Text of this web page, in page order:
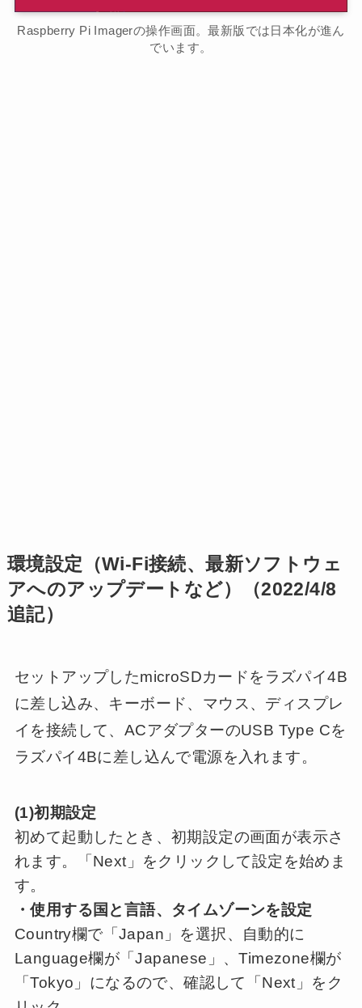
Raspberry Pi Imagerの操作画面。最新版では日本化が進ん
でいます。
環境設定（Wi-Fi接続、最新ソフトウェ
アへのアップデート など）（2022/4/8
追記）
セットアップしたmicroSDカードをラズパイ4B
に差し込み、キーボード、マウス、ディスプレ
イを接続して、ACアダプターのUSB Type Cを
ラズパイ4Bに差し込んで電源を入れます。
(1)初期設定
初めて起動したとき、初期設定の画面が表示さ
れます。「Next」をクリックして設定を始めま
す。
・使用する国と言語、タイムゾーンを設定
Country欄で「Japan」を選択、自動的に
Language欄が「Japanese」、Timezone欄が
「Tokyo」になるので、確認して「Next」をク